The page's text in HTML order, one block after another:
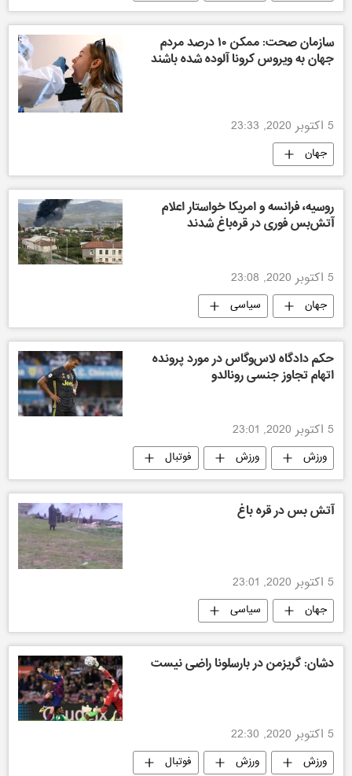
ورزش جهان
سازمان صحت: ممکن ۱۰ درصد مردم
جهان به ویروس کرونا آلوده شده باشند
5 اکتوبر 2020, 23:33
جهان
روسیه، فرانسه و امریکا خواستار اعلام
آتش‌بس فوری در قره‌باغ شدند
5 اکتوبر 2020, 23:08
جهان سیاسی
حکم دادگاه لاس‌وگاس در مورد پرونده
اتهام تجاوز جنسی رونالدو
5 اکتوبر 2020, 23:01
ورزش ورزش
فوتبال
ورزش جهان
آتش بس در قره باغ
5 اکتوبر 2020, 23:01
جهان سیاسی
دشان: گریزمن در بارسلونا راضی نیست
5 اکتوبر 2020, 22:30
ورزش ورزش
فوتبال